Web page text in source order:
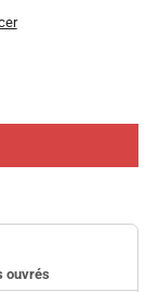
ouvrés